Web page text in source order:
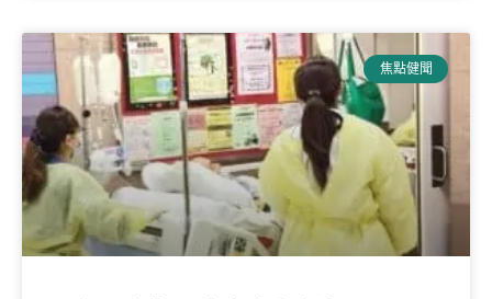
焦點健聞